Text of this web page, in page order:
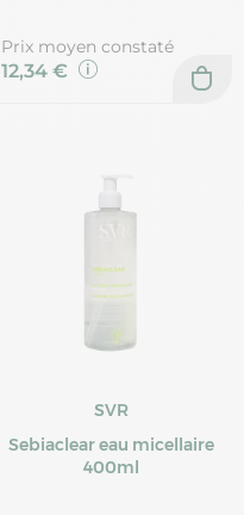
Prix moyen constaté
12,34 €
SVR
Sebiaclear eau micellaire
400ml